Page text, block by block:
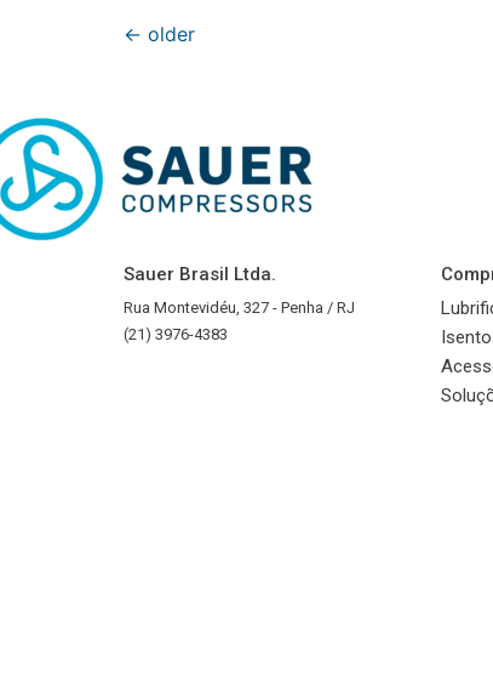
← older
Sauer Brasil Ltda.
Rua Montevidéu, 327 - Penha / RJ
(21) 3976-4383